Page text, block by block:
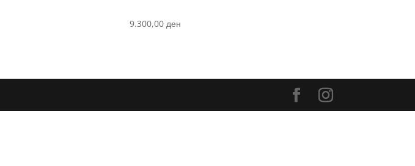
9.300,00ден